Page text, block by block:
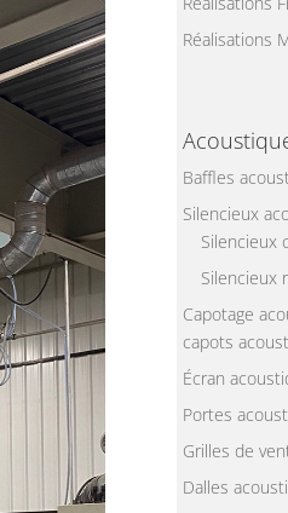
Réalisations
Baffles
Silencieux
Silencieux
Silencieux
Capotage
capots
Écran
Portes
Grilles de
Dalles